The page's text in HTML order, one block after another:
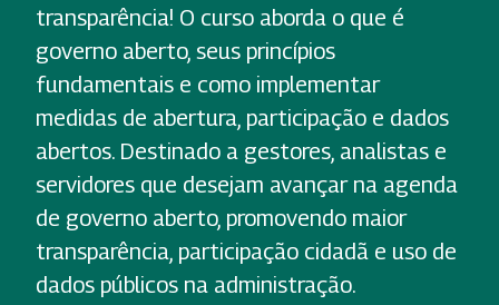
transparência! O curso aborda o que é
governo aberto, seus princípios
fundamentais e como implementar
medidas de abertura, participação e dados
abertos. Destinado a gestores, analistas e
servidores que desejam avançar na agenda
de governo aberto, promovendo maior
transparência, participação cidadã e uso de
dados públicos na administração.